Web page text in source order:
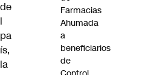
de
l
pa
ís,
la
Farmacias
Ahumada
a
beneficiarios
de